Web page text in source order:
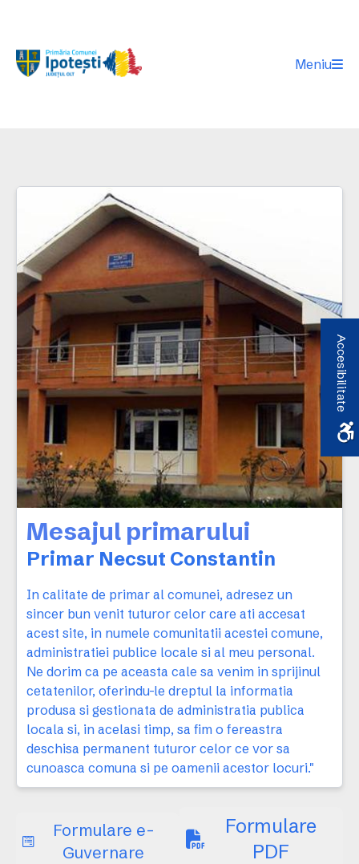
Meniu
Mesajul primarului
Primar Necsut Constantin
In calitate de primar al comunei, adresez un
sincer bun venit tuturor celor care ati accesat
acest site, in numele comunitatii acestei comune,
administratiei publice locale si al meu personal.
Ne dorim ca pe aceasta cale sa venim in sprijinul
cetatenilor, oferindu-le dreptul la informatia
produsa si gestionata de administratia publica
locala si, in acelasi timp, sa fim o fereastra
deschisa permanent tuturor celor ce vor sa
cunoasca comuna si pe oamenii acestor locuri."
Formulare e-
Guvernare
Formulare
PDF
Accesibilitate